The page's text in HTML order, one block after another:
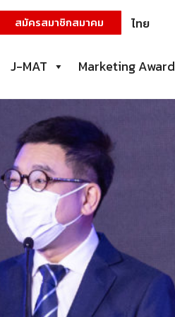
สมัครสมาชิกสมาคม ไทย
J-MAT Marketing Award